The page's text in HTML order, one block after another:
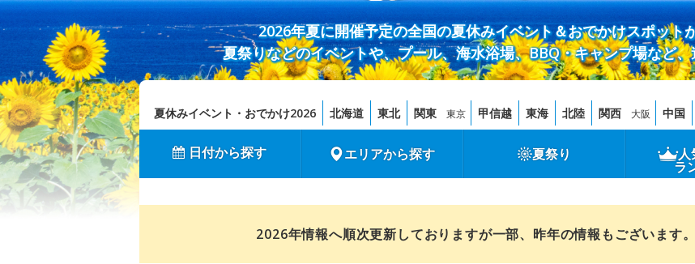
2026年夏に開催予定の全国の夏休みイベント＆おでかけスポット
夏祭りなどのイベントや、プール、海水浴場、BBQ・キャンプ場など
夏休みイベント・おでかけ2026 北海道 東北 関東 東京 甲信越 東海 北陸 関西 大阪 中国
日付から探す エリアから探す 夏祭り 人
ラ
2026年情報へ順次更新しておりますが一部、昨年の情報もございます